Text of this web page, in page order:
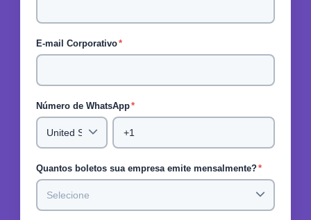
E-mail Corporativo*
Número de WhatsApp*
Quantos boletos sua empresa emite mensalmente?*